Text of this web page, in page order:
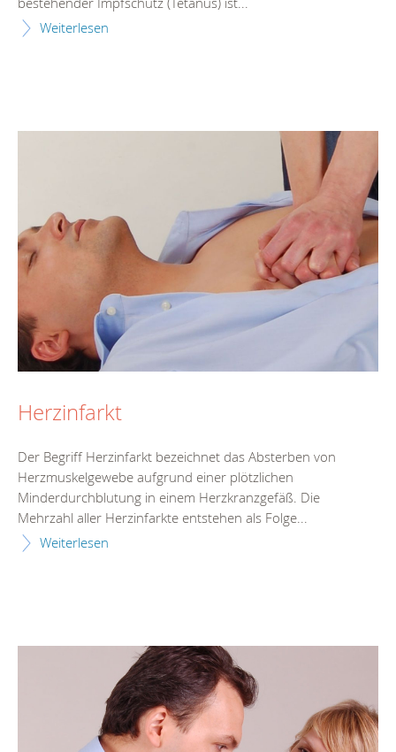
Weiterlesen
Herzinfarkt
Der Begriff Herzinfarkt bezeichnet das Absterben von
Herzmuskelgewebe aufgrund einer plötzlichen
Minderdurchblutung in einem Herzkranzgefäß. Die
Mehrzahl aller Herzinfarkte entstehen als Folge...
Weiterlesen